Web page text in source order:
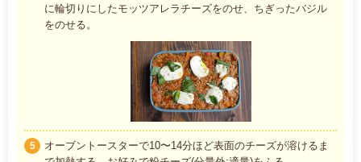
に輪切りにしたモッツアレラチーズをのせ、ちぎったバジル
をのせる。
5
オーブントースターで10〜14分ほど表面のチーズが溶けるま